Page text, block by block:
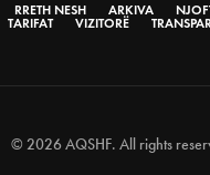
RRETH NESH ARKIVA
TARIFAT VIZITORË
© 2026 AQSHF. All rights